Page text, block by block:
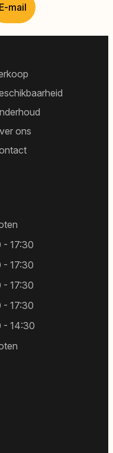
E-mail
ons
- 17:30
- 17:30
- 17:30
- 17:30
- 14:30